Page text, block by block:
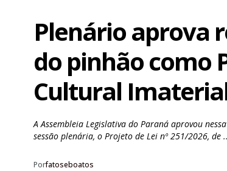
Plenário aprova
do pinhão como
Cultural
A Assembleia Legislativa do Paraná aprovou
sessão plenária, o Projeto de Lei nº 251/2026, de
Porfatoseboatos